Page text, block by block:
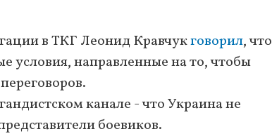
в ТКГ Леонид Кравчукговорил, что
условия, направленные на то, чтобы
канале - что Украина не
боевиков.